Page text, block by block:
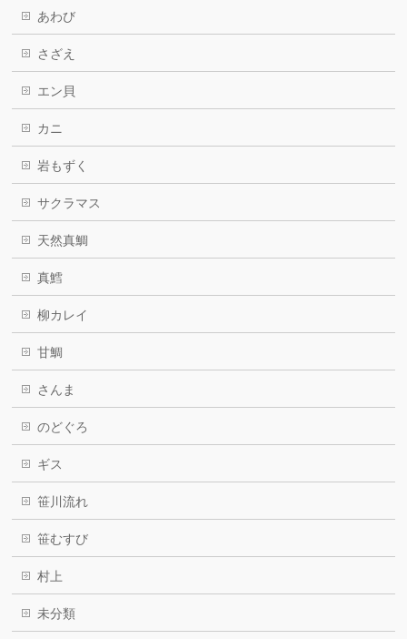
あわび
さざえ
エン貝
カニ
岩もずく
サクラマス
天然真鯛
真鱈
柳カレイ
甘鯛
さんま
のどぐろ
ギス
笹川流れ
笹むすび
村上
未分類